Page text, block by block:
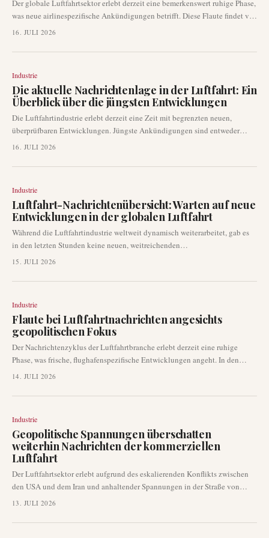
Der globale Luftfahrtsektor erlebt derzeit eine bemerkenswert ruhige Phase,
was neue airlinespezifische Ankündigungen betrifft. Diese Flaute findet vor
dem Hintergrund anhaltender geopolitischer Spannungen statt, die
beeinflussen. Das Fehlen neuer Entwicklungen deutet darauf hin, dass die
Initiativen konzentriert.
16. JULI 2026
Industrie
Die aktuelle Nachrichtenlage in der Luftfahrt: Ein
Überblick über die jüngsten Entwicklungen
Die Luftfahrtindustrie erlebt derzeit eine Zeit mit begrenzten neuen,
überprüfbaren Entwicklungen. Jüngste Ankündigungen sind entweder
veraltet oder beziehen sich auf wiederkehrende geopolitische Spannungen.
Nachrichtenlandschaft.
16. JULI 2026
Industrie
Luftfahrt-Nachrichtenübersicht: Warten auf neue
Entwicklungen in der globalen Luftfahrt
Während die Luftfahrtindustrie weltweit dynamisch weiterarbeitet, gab es
in den letzten Stunden keine neuen, weitreichenden
Nachrichtenentwicklungen. Obwohl in den letzten Tagen mehrere
das unmittelbare Berichtsfenster oder wurden bereits behandelt. Der Fokus
technologischen Fortschritten innerhalb des Sektors.
15. JULI 2026
Industrie
Flaute bei Luftfahrtnachrichten angesichts
geopolitischen Fokus
Der Nachrichtenzyklus der Luftfahrtbranche erlebt derzeit eine ruhige
Phase, was frische, flughafenspezifische Entwicklungen angeht. In den
letzten Stunden dominierten geopolitische Narrative, die neue
Trend verdeutlicht, wie umfassendere globale Ereignisse den Fokus des
14. JULI 2026
Industrie
Geopolitische Spannungen überschatten
weiterhin Nachrichten der kommerziellen
Luftfahrt
Der Luftfahrtsektor erlebt aufgrund des eskalierenden Konflikts zwischen
den USA und dem Iran und anhaltender Spannungen in der Straße von
Hormus eine anhaltende Phase gedämpfter kommerzieller Nachrichten.
Schatten gestellt, wobei in den letzten sechs Stunden keine neuen,
13. JULI 2026